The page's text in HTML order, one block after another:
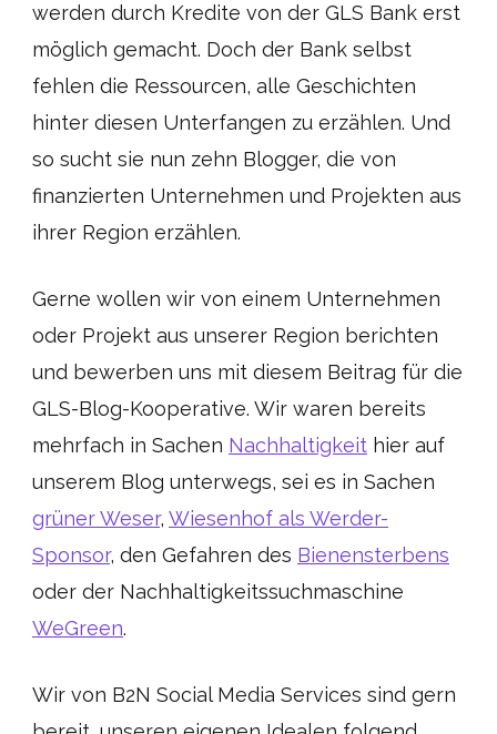
werden durch Kredite von der GLS Bank erst
möglich gemacht. Doch der Bank selbst
fehlen die Ressourcen, alle Geschichten
hinter diesen Unterfangen zu erzählen. Und
so sucht sie nun zehn Blogger, die von
finanzierten Unternehmen und Projekten aus
ihrer Region erzählen.
Gerne wollen wir von einem Unternehmen
oder Projekt aus unserer Region berichten
und bewerben uns mit diesem Beitrag für die
GLS-Blog-Kooperative. Wir waren bereits
mehrfach in Sachen Nachhaltigkeit hier auf
unserem Blog unterwegs, sei es in Sachen
grüner Weser, Wiesenhof als Werder-
Sponsor, den Gefahren des Bienensterbens
oder der Nachhaltigkeitssuchmaschine
WeGreen.
Wir von B2N Social Media Services sind gern